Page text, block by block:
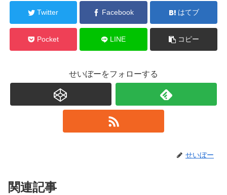
Twitter Facebook はてブ
Pocket LINE コピー
せいぼーをフォローする
せいぼー
関連記事